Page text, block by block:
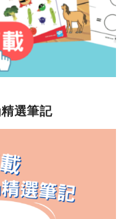
選筆記